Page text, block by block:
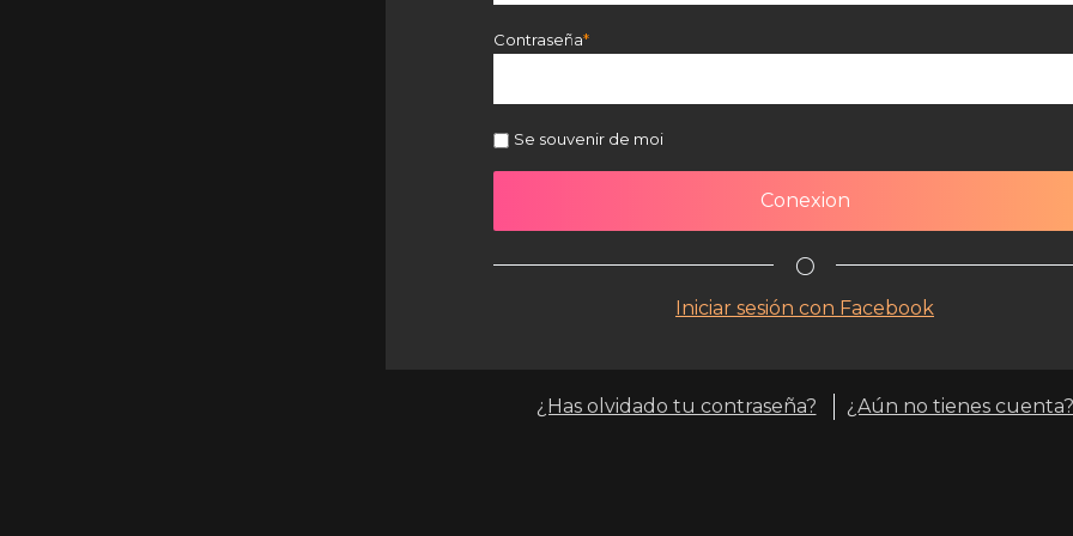
Contraseña
Se souvenir de moi
O
Iniciar sesión con Facebook
¿Has olvidado tu contraseña? ¿Aún no tienes cuenta?